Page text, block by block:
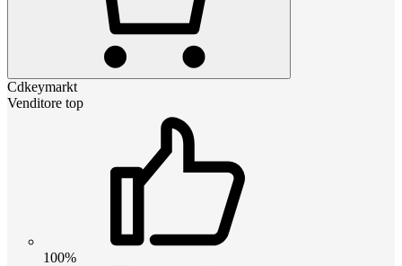
Cdkeymarkt
Venditore top
100%